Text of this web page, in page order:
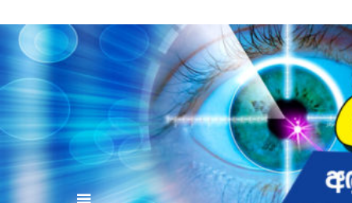
to
contentvinivida.lk